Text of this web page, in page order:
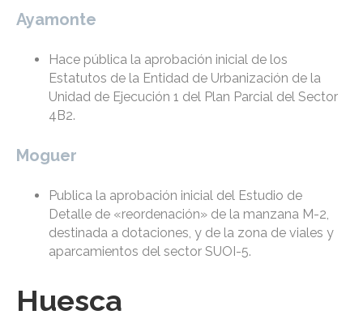
Ayamonte
Hace pública la aprobación inicial de los
Estatutos de la Entidad de Urbanización de la
Unidad de Ejecución 1 del Plan Parcial del Sector
4B2.
Moguer
Publica la aprobación inicial del Estudio de
Detalle de «reordenación» de la manzana M-2,
destinada a dotaciones, y de la zona de viales y
aparcamientos del sector SUOI-5.
Huesca